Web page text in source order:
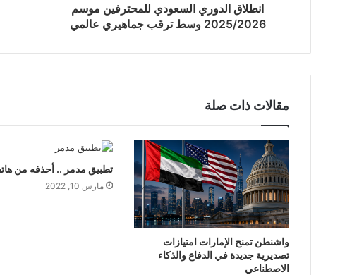
انطلاق الدوري السعودي للمحترفين موسم
2025/2026 وسط ترقب جماهيري عالمي
مقالات ذات صلة
واشنطن تمنح الإمارات امتيازات
تصديرية جديدة في الدفاع والذكاء
الاصطناعي
تطبيق مدمر .. أحذفه من
مارس 10, 2022